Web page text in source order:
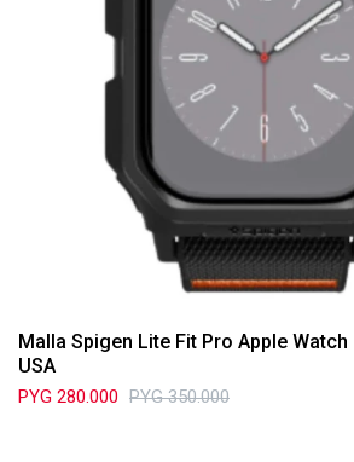
Malla Spigen Lite Fit Pro Apple
USA
PYG 280.000 PYG 350.000